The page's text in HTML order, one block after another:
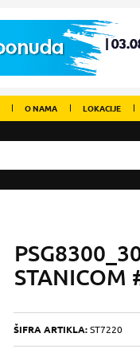
O NAMA LOKACIJE
ŠIFRA ARTIKLA: ST7220